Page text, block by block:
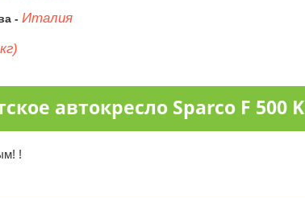
- Италия
автокресло Sparco F 500 K
!